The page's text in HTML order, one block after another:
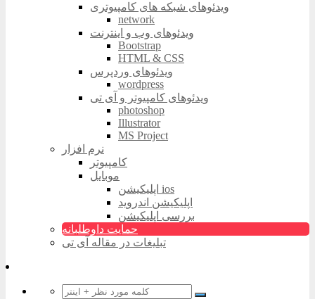
ویدئوهای شبکه های کامپیوتری
network
ویدئوهای وب و اینترنت
Bootstrap
HTML & CSS
ویدئوهای وردپرس
wordpress
ویدئوهای کامپیوتر و آی تی
photoshop
Illustrator
MS Project
نرم افزار
کامپیوتر
موبایل
اپلیکیشن ios
اپلیکیشن اندروید
بررسی اپلیکیشن
حمایت داوطلبانه
تبلیغات در مقاله آی تی